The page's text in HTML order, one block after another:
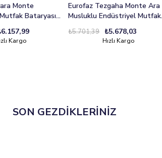
Monte
Bataryası
Kargo
Eurofaz Tezgaha Monte Ara
Musluklu Endüstriyel Mutfak
₺5.678,03
₺5.701,39
Hızlı Kargo
SON GEZDİKLERİNİZ